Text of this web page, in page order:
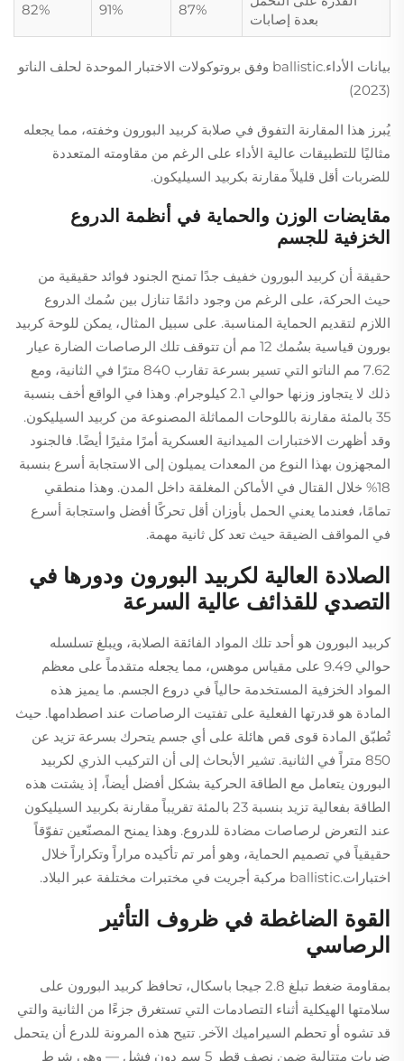
بعدة إصابات
87%
91%
82%
بيانات الأداء.ballistic وفق بروتوكولات الاختبار الموحدة لحلف الناتو
(2023)
يُبرز هذا المقارنة التفوق في صلابة كربيد البورون وخفته، مما يجعله
مثاليًا للتطبيقات عالية الأداء على الرغم من مقاومته المتعددة
للضربات أقل قليلاً مقارنة بكربيد السيليكون.
مقايضات الوزن والحماية في أنظمة الدروع
الخزفية للجسم
حقيقة أن كربيد البورون خفيف جدًا تمنح الجنود فوائد حقيقية من
حيث الحركة، على الرغم من وجود دائمًا تنازل بين سُمك الدروع
اللازم لتقديم الحماية المناسبة. على سبيل المثال، يمكن للوحة كربيد
بورون قياسية بسُمك 12 مم أن تتوقف تلك الرصاصات الضارة عيار
7.62 مم الناتو التي تسير بسرعة تقارب 840 مترًا في الثانية، ومع
ذلك لا يتجاوز وزنها حوالي 2.1 كيلوجرام. وهذا في الواقع أخف بنسبة
35 بالمئة مقارنة باللوحات المماثلة المصنوعة من كربيد السيليكون.
وقد أظهرت الاختبارات الميدانية العسكرية أمرًا مثيرًا أيضًا. فالجنود
المجهزون بهذا النوع من المعدات يميلون إلى الاستجابة أسرع بنسبة
18% خلال القتال في الأماكن المغلقة داخل المدن. وهذا منطقي
تمامًا، فعندما يعني الحمل بأوزان أقل تحركًا أفضل واستجابة أسرع
في المواقف الضيقة حيث تعد كل ثانية مهمة.
الصلادة العالية لكربيد البورون ودورها في
التصدي للقذائف عالية السرعة
كربيد البورون هو أحد تلك المواد الفائقة الصلابة، ويبلغ تسلسله
حوالي 9.49 على مقياس موهس، مما يجعله متقدماً على معظم
المواد الخزفية المستخدمة حالياً في دروع الجسم. ما يميز هذه
المادة هو قدرتها الفعلية على تفتيت الرصاصات عند اصطدامها. حيث
تُطبّق المادة قوى قص هائلة على أي جسم يتحرك بسرعة تزيد عن
850 متراً في الثانية. تشير الأبحاث إلى أن التركيب الذري لكربيد
البورون يتعامل مع الطاقة الحركية بشكل أفضل أيضاً، إذ يشتت هذه
الطاقة بفعالية تزيد بنسبة 23 بالمئة تقريباً مقارنة بكربيد السيليكون
عند التعرض لرصاصات مضادة للدروع. وهذا يمنح المصنّعين تفوّقاً
حقيقياً في تصميم الحماية، وهو أمر تم تأكيده مراراً وتكراراً خلال
اختبارات.ballistic مركبة أجريت في مختبرات مختلفة عبر البلاد.
القوة الضاغطة في ظروف التأثير
الرصاسي
بمقاومة ضغط تبلغ 2.8 جيجا باسكال، تحافظ كربيد البورون على
سلامتها الهيكلية أثناء التصادمات التي تستغرق جزءًا من الثانية والتي
قد تشوه أو تحطم السيراميك الآخر. تتيح هذه المرونة للدرع أن يتحمل
ضربات متتالية ضمن نصف قطر 5 سم دون فشل — وهي شرط